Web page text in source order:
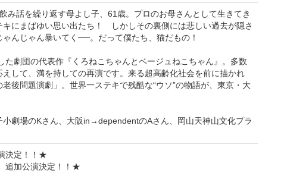
み話を繰り返す母よし子、61歳。プロのお母さんとして生きてき
キにまばゆい思い出たち！ しかしその裏側には悲しい過去が隠さ
んじゃん暴いてく──。だって僕たち、猫だもの！
た劇団の代表作『くろねこちゃんとベージュねこちゃん』。多数
して、満を持しての再演です。来る超高齢化社会を前に描かれ
後問題演劇」。世界一ステキで残酷な“ウソ”の物語が、東京・大
小劇場のKさん、大阪in→dependentのAさん、岡山天神山文化プラ
決定！！★
追加公演決定！！★